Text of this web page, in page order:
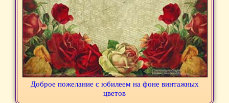
Доброе пожелание с юбилеем на фоне винтажных
цветов